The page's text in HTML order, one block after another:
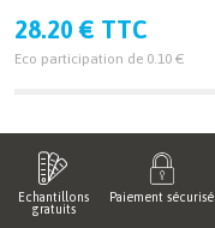
28.20 € TTC
Eco participation de 0.10 €
Echantillons
gratuits
Paiement sécurisé